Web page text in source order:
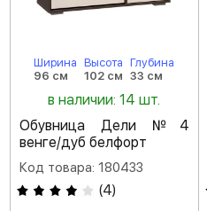
Ширина
96 см
Высота
102 см
Глубина
33 см
в наличии: 14 шт.
Обувница Дели №4
венге/дуб белфорт
Код товара: 180433
(4)